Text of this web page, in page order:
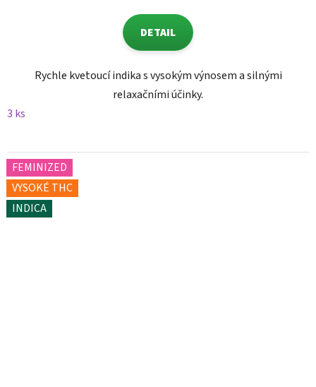
DETAIL
Rychle kvetoucí indika s vysokým výnosem a silnými
relaxačními účinky.
3 ks
FEMINIZED
VYSOKÉ THC
INDICA